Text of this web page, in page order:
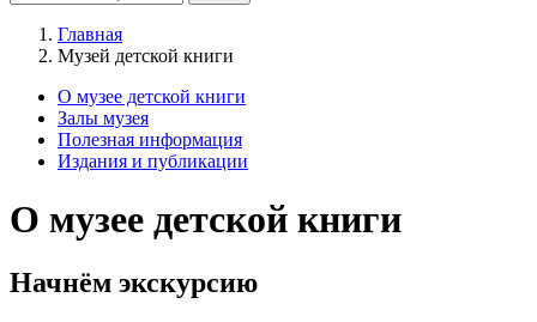
Главная
Музей детской книги
О музее детской книги
Залы музея
Полезная информация
Издания и публикации
О музее детской книги
Начнём экскурсию